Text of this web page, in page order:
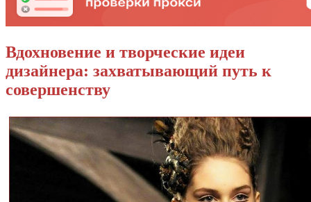
Вдохновение и творческие идеи
дизайнера: захватывающий путь к
совершенству